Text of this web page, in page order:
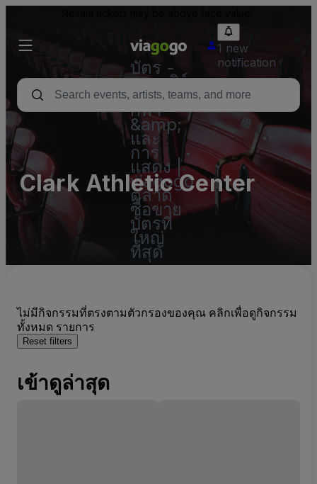
บัตร -
คอนเสิร์ต
บัตร
กีฬา
&amp;
และ
การ
แสดง |
viagogo
ตลาด
ซื้อขาย
บัตรที่
ใหญ่
ที่สุด
1 new
notification
Clark Athletic Center
ไม่มีกิจกรรมที่ตรงตามตัวกรองของคุณ คลิกเพื่อดูกิจกรรม
ทั้งหมด รายการ
Reset filters
เข้าดูล่าสุด